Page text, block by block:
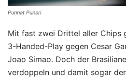
Punnat Punsri
Mit fast zwei Drittel aller Chips
3-Handed-Play gegen Cesar
Joao Simao. Doch der
verdoppeln und damit sogar